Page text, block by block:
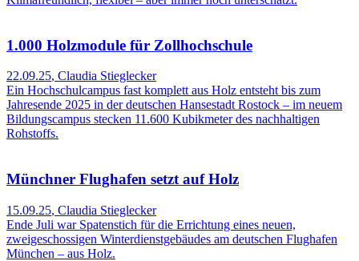
1.000 Holzmodule für Zollhochschule
22.09.25, Claudia Stieglecker
Ein Hochschulcampus fast komplett aus Holz entsteht bis zum
Jahresende 2025 in der deutschen Hansestadt Rostock – im neuem
Bildungscampus stecken 11.600 Kubikmeter des nachhaltigen
Rohstoffs.
Münchner Flughafen setzt auf Holz
15.09.25, Claudia Stieglecker
Ende Juli war Spatenstich für die Errichtung eines neuen,
zweigeschossigen Winterdienstgebäudes am deutschen Flughafen
München – aus Holz.